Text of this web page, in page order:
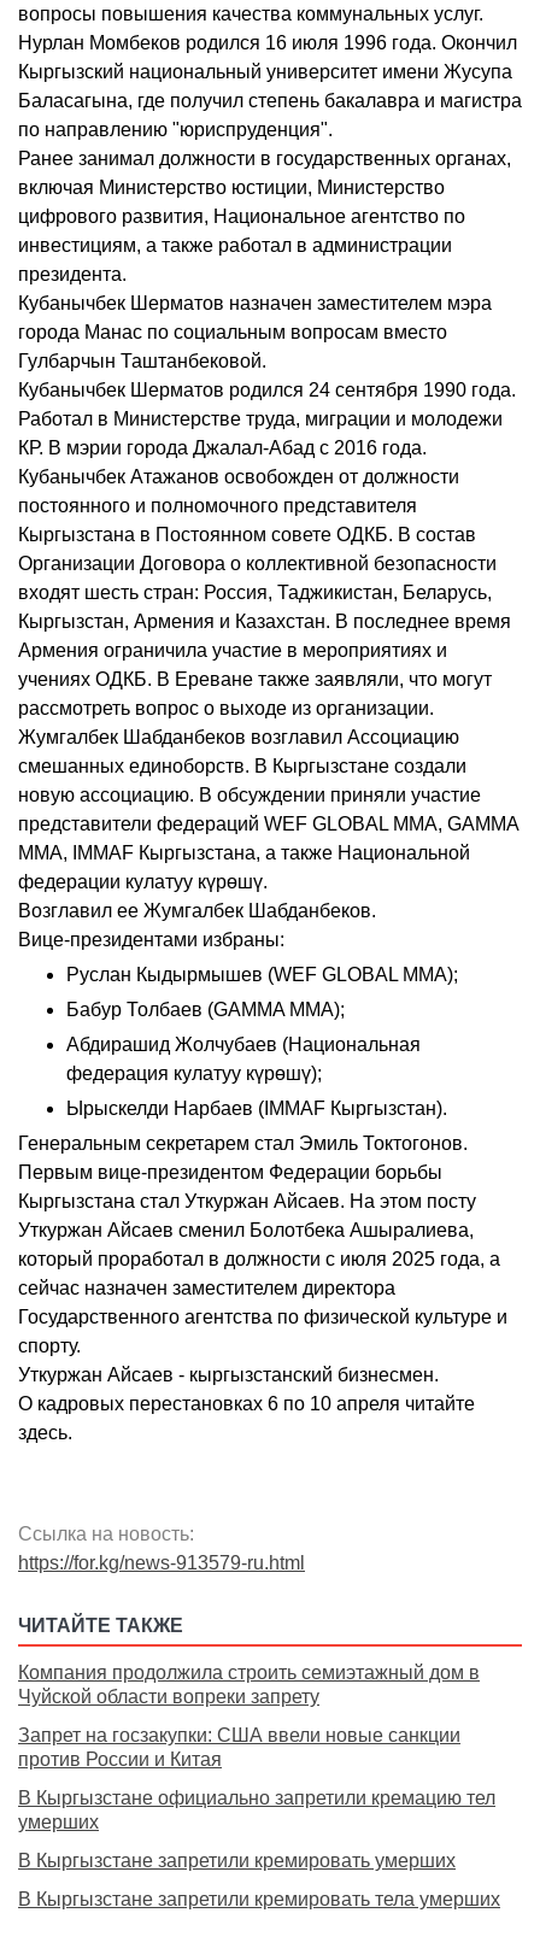
вопросы повышения качества коммунальных услуг.
Нурлан Момбеков родился 16 июля 1996 года. Окончил
Кыргызский национальный университет имени Жусупа
Баласагына, где получил степень бакалавра и магистра
по направлению "юриспруденция".
Ранее занимал должности в государственных органах,
включая Министерство юстиции, Министерство
цифрового развития, Национальное агентство по
инвестициям, а также работал в администрации
президента.
Кубанычбек Шерматов назначен заместителем мэра
города Манас по социальным вопросам вместо
Гулбарчын Таштанбековой.
Кубанычбек Шерматов родился 24 сентября 1990 года.
Работал в Министерстве труда, миграции и молодежи
КР. В мэрии города Джалал-Абад с 2016 года.
Кубанычбек Атажанов освобожден от должности
постоянного и полномочного представителя
Кыргызстана в Постоянном совете ОДКБ. В состав
Организации Договора о коллективной безопасности
входят шесть стран: Россия, Таджикистан, Беларусь,
Кыргызстан, Армения и Казахстан. В последнее время
Армения ограничила участие в мероприятиях и
учениях ОДКБ. В Ереване также заявляли, что могут
рассмотреть вопрос о выходе из организации.
Жумгалбек Шабданбеков возглавил Ассоциацию
смешанных единоборств. В Кыргызстане создали
новую ассоциацию. В обсуждении приняли участие
представители федераций WEF GLOBAL MMA, GAMMA
MMA, IMMAF Кыргызстана, а также Национальной
федерации кулатуу күрөшү.
Возглавил ее Жумгалбек Шабданбеков.
Вице-президентами избраны:
Руслан Кыдырмышев (WEF GLOBAL MMA);
Бабур Толбаев (GAMMA MMA);
Абдирашид Жолчубаев (Национальная
федерация кулатуу күрөшү);
Ырыскелди Нарбаев (IMMAF Кыргызстан).
Генеральным секретарем стал Эмиль Токтогонов.
Первым вице-президентом Федерации борьбы
Кыргызстана стал Уткуржан Айсаев. На этом посту
Уткуржан Айсаев сменил Болотбека Ашыралиева,
который проработал в должности с июля 2025 года, а
сейчас назначен заместителем директора
Государственного агентства по физической культуре и
спорту.
Уткуржан Айсаев - кыргызстанский бизнесмен.
О кадровых перестановках 6 по 10 апреля читайте
здесь.
Ссылка на новость:
https://for.kg/news-913579-ru.html
ЧИТАЙТЕ ТАКЖЕ
Компания продолжила строить семиэтажный дом в
Чуйской области вопреки запрету
Запрет на госзакупки: США ввели новые санкции
против России и Китая
В Кыргызстане официально запретили кремацию тел
умерших
В Кыргызстане запретили кремировать умерших
В Кыргызстане запретили кремировать тела умерших